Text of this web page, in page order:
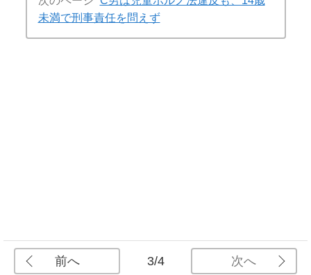
未満で刑事責任を問えず
前へ 3/4 次へ